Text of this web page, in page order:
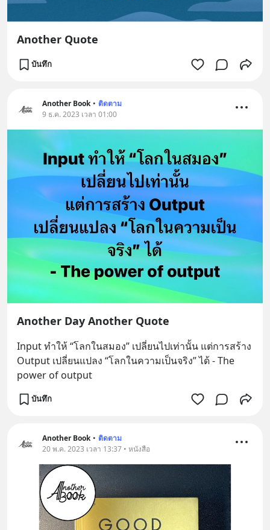
Another Quote
บันทึก
Another Book • ติดตาม
9 ธ.ค. 2023 เวลา 01:00
Another Day Another Quote
Input ทำให้ “โลกในสมอง” เปลี่ยนไปเท่านั้น แต่การสร้าง
Output เปลี่ยนแปลง “โลกในความเป็นจริง” ได้ - The
power of output
บันทึก
Another Book • ติดตาม
20 พ.ค. 2023 เวลา 13:37 • หนังสือ